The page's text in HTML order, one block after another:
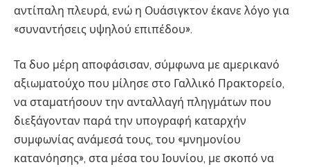
αντίπαλη πλευρά, ενώ η Ουάσιγκτον έκανε λόγο για
«συναντήσεις υψηλού επιπέδου».
Τα δυο μέρη αποφάσισαν, σύμφωνα με αμερικανό
αξιωματούχο που μίλησε στο Γαλλικό Πρακτορείο,
να σταματήσουν την ανταλλαγή πληγμάτων που
διεξάγονταν παρά την υπογραφή καταρχήν
συμφωνίας ανάμεσά τους, του «μνημονίου
κατανόησης», στα μέσα του Ιουνίου, με σκοπό να